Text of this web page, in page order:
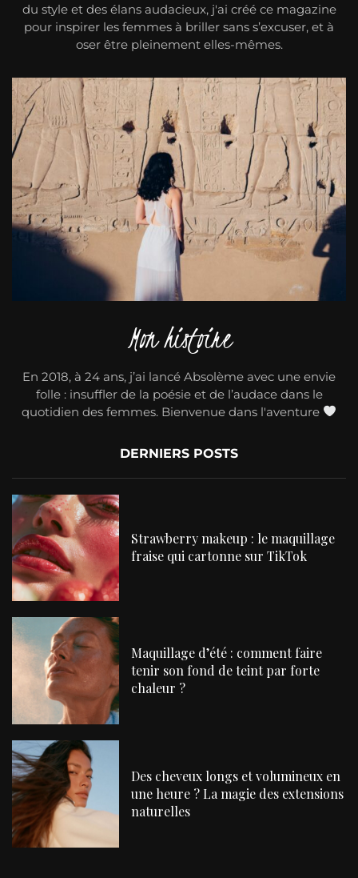
du style et des élans audacieux, j'ai créé ce magazine
pour inspirer les femmes à briller sans s’excuser, et à
oser être pleinement elles-mêmes.
Mon histoire
En 2018, à 24 ans, j’ai lancé Absolème avec une envie
folle : insuffler de la poésie et de l’audace dans le
quotidien des femmes. Bienvenue dans l'aventure
DERNIERS POSTS
Strawberry makeup : le maquillage
fraise qui cartonne sur TikTok
Maquillage d’été : comment faire
tenir son fond de teint par forte
chaleur ?
Des cheveux longs et volumineux en
une heure ? La magie des extensions
naturelles